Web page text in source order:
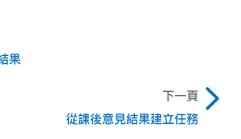
果
下一頁
從課後意見結果建立任務